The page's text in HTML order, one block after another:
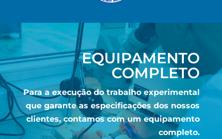
EQUIPAMENTO
COMPLETO
Para a execução do trabalho experimental
que garante as especificações dos nossos
clientes, contamos com um equipamento
completo.